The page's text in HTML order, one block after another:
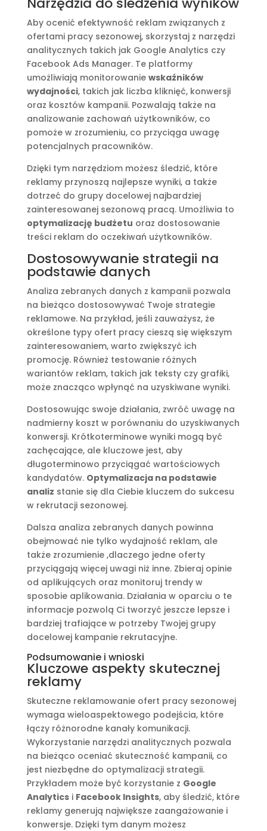
Aby ocenić efektywność reklam związanych z
ofertami pracy sezonowej, skorzystaj z narzędzi
analitycznych takich jak Google Analytics czy
Facebook Ads Manager. Te platformy
umożliwiają monitorowanie wskaźników
wydajności, takich jak liczba kliknięć, konwersji
oraz kosztów kampanii. Pozwalają także na
analizowanie zachowań użytkowników, co
pomoże w zrozumieniu, co przyciąga uwagę
potencjalnych pracowników.
Dzięki tym narzędziom możesz śledzić, które
reklamy przynoszą najlepsze wyniki, a także
dotrzeć do grupy docelowej najbardziej
zainteresowanej sezonową pracą. Umożliwia to
optymalizację budżetu oraz dostosowanie
treści reklam do oczekiwań użytkowników.
Dostosowywanie strategii na
podstawie danych
Analiza zebranych danych z kampanii pozwala
na bieżąco dostosowywać Twoje strategie
reklamowe. Na przykład, jeśli zauważysz, że
określone typy ofert pracy cieszą się większym
zainteresowaniem, warto zwiększyć ich
promocję. Również testowanie różnych
wariantów reklam, takich jak teksty czy grafiki,
może znacząco wpłynąć na uzyskiwane wyniki.
Dostosowując swoje działania, zwróć uwagę na
nadmierny koszt w porównaniu do uzyskiwanych
konwersji. Krótkoterminowe wyniki mogą być
zachęcające, ale kluczowe jest, aby
długoterminowo przyciągać wartościowych
kandydatów. Optymalizacja na podstawie
analiz stanie się dla Ciebie kluczem do sukcesu
w rekrutacji sezonowej.
Dalsza analiza zebranych danych powinna
obejmować nie tylko wydajność reklam, ale
także zrozumienie ,dlaczego jedne oferty
przyciągają więcej uwagi niż inne. Zbieraj opinie
od aplikujących oraz monitoruj trendy w
sposobie aplikowania. Działania w oparciu o te
informacje pozwolą Ci tworzyć jeszcze lepsze i
bardziej trafiające w potrzeby Twojej grupy
docelowej kampanie rekrutacyjne.
Podsumowanie i wnioski
Kluczowe aspekty skutecznej
reklamy
Skuteczne reklamowanie ofert pracy sezonowej
wymaga wieloaspektowego podejścia, które
łączy różnorodne kanały komunikacji.
Wykorzystanie narzędzi analitycznych pozwala
na bieżąco oceniać skuteczność kampanii, co
jest niezbędne do optymalizacji strategii.
Przykładem może być korzystanie z Google
Analyticsi Facebook Insights, aby śledzić, które
reklamy generują największe zaangażowanie i
konwersje. Dzięki tym danym możesz